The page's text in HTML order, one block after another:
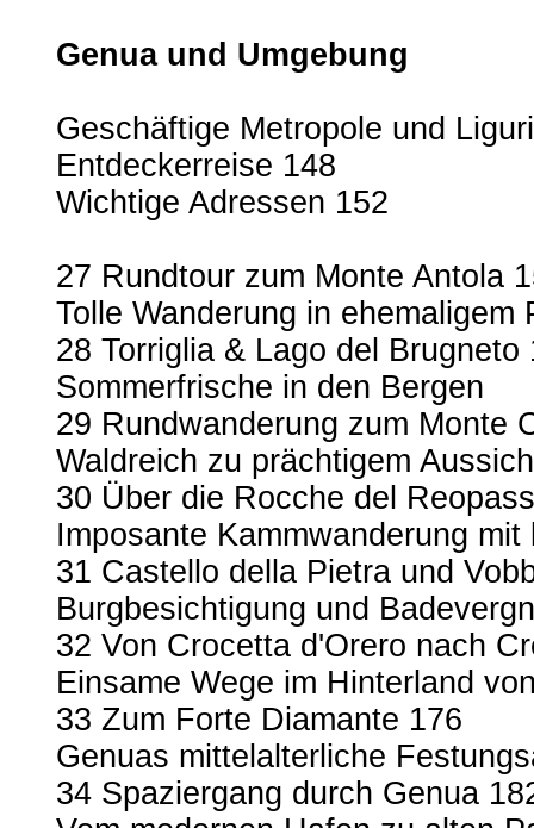
Genua und Umgebung
Geschäftige Metropole und
Entdeckerreise 148
Wichtige Adressen 152
27 Rundtour zum Monte Antola
Tolle Wanderung in ehemaligem
28 Torriglia & Lago del Brugneto
Sommerfrische in den Bergen
29 Rundwanderung zum Monte
Waldreich zu prächtigem
30 Über die Rocche del
Imposante Kammwanderung
31 Castello della Pietra und
Burgbesichtigung und
32 Von Crocetta d'Orero nach
Einsame Wege im Hinterland
33 Zum Forte Diamante 176
Genuas mittelalterliche
34 Spaziergang durch Genua